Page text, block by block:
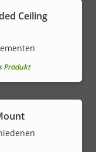
Ceiling
Produkt